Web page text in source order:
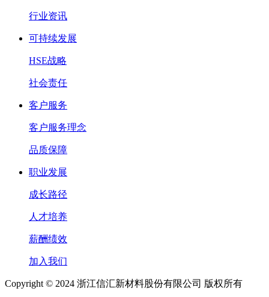
行业资讯
可持续发展
HSE战略
社会责任
客户服务
客户服务理念
品质保障
职业发展
成长路径
人才培养
薪酬绩效
加入我们
Copyright © 2024 浙江信汇新材料股份有限公司 版权所有